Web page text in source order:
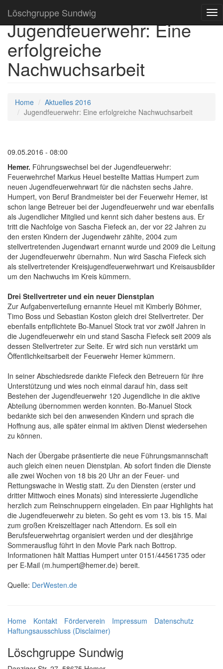
Löschgruppe Sundwig
Jugendfeuerwehr: Eine
erfolgreiche
Nachwuchsarbeit
Home
Aktuelles 2016
Jugendfeuerwehr: Eine erfolgreiche Nachwuchsarbeit
09.05.2016 - 08:00
Hemer. Führungswechsel bei der Jugendfeuerwehr:
Feuerwehrchef Markus Heuel bestellte Mattias Humpert zum
neuen Jugendfeuerwehrwart für die nächsten sechs Jahre.
Humpert, von Beruf Brandmeister bei der Feuerwehr Hemer, ist
schon lange Betreuer bei der Jugendfeuerwehr und war ebenfalls
als Jugendlicher Mitglied und kennt sich daher bestens aus. Er
tritt die Nachfolge von Sascha Fiefeck an, der vor 22 Jahren zu
den ersten Kindern der Jugendwehr zählte, 2004 zum
stellvertretenden Jugendwart ernannt wurde und 2009 die Leitung
der Jugendfeuerwehr übernahm. Nun wird Sascha Fiefeck sich
als stellvertretender Kreisjugendfeuerwehrwart und Kreisausbilder
um den Nachwuchs im Kreis kümmern.
Drei Stellvertreter und ein neuer Dienstplan
Zur Aufgabenverteilung ernannte Heuel mit Kimberly Böhmer,
Timo Boss und Sebastian Koston gleich drei Stellvertreter. Der
ebenfalls entpflichtete Bo-Manuel Stock trat vor zwölf Jahren in
die Jugendfeuerwehr ein und stand Sascha Fiefeck seit 2009 als
dessen Stellvertreter zur Seite. Er wird sich nun verstärkt um
Öffentlichkeitsarbeit der Feuerwehr Hemer kümmern.
In seiner Abschiedsrede dankte Fiefeck den Betreuern für ihre
Unterstützung und wies noch einmal darauf hin, dass seit
Bestehen der Jugendfeuerwehr 120 Jugendliche in die aktive
Abteilung übernommen werden konnten. Bo-Manuel Stock
bedankte sich bei den anwesenden Kindern und sprach die
Hoffnung aus, alle später einmal im aktiven Dienst wiedersehen
zu können.
Nach der Übergabe präsentierte die neue Führungsmannschaft
auch gleich einen neuen Dienstplan. Ab sofort finden die Dienste
alle zwei Wochen von 18 bis 20 Uhr an der Feuer- und
Rettungswache in Westig statt. Zu den Diensten (erster und
dritter Mittwoch eines Monats) sind interessierte Jugendliche
herzlich zum Reinschnuppern eingeladen. Ein paar Highlights hat
die Jugendfeuerwehr zu bieten. So geht es vom 13. bis 15. Mai
zum großen Kreiszeltlager nach Attendorn. Es soll ein
Berufsfeuerwehrtag organisiert werden und der diesjährige
Sommerausflug führt in den Movie Park nach Bottrop.
Informationen hält Mattias Humpert unter 0151/44561735 oder
per E-Mail (m.humpert@hemer.de) bereit.
Quelle: DerWesten.de
Home Kontakt Förderverein Impressum
Datenschutz
Haftungsausschluss (Disclaimer)
Löschgruppe Sundwig